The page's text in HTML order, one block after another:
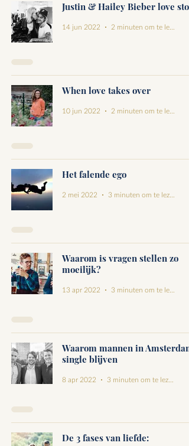
Justin & Hailey Bieber love
14 jun 2022
When love takes over
10 jun 2022
Het falende ego
2 mei 2022
Waarom is vragen stellen zo
moeilijk?
13 apr 2022
Waarom mannen in Amsterdam
single blijven
8 apr 2022
De 3 fases van liefde: